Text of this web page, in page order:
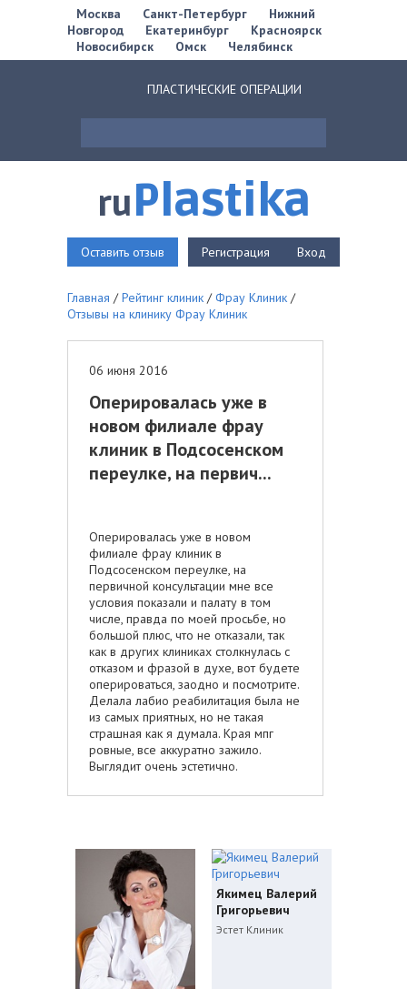
Москва Санкт-Петербург
Нижний
Новгород
Екатеринбург
Красноярск
Новосибирск
Омск Челябинск
ПЛАСТИЧЕСКИЕ ОПЕРАЦИИ
ruPlastika
Оставить отзыв Регистрация Вход
Главная /Рейтинг клиник /Фрау Клиник /
Отзывы на клинику Фрау Клиник
06 июня 2016
Оперировалась уже в
новом филиале фрау
клиник в Подсосенском
переулке, на первич...
Оперировалась уже в новом
филиале фрау клиник в
Подсосенском переулке, на
первичной консультации мне все
условия показали и палату в том
числе, правда по моей просьбе, но
большой плюс, что не отказали, так
как в других клиниках столкнулась с
отказом и фразой в духе, вот будете
оперироваться, заодно и посмотрите.
Делала лабио реабилитация была не
из самых приятных, но не такая
страшная как я думала. Края мпг
ровные, все аккуратно зажило.
Выглядит очень эстетично.
Якимец Валерий
Григорьевич
Эстет Клиник